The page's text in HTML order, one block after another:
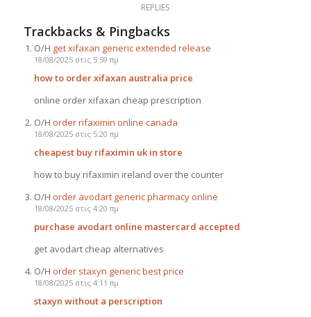
REPLIES
Trackbacks & Pingbacks
Ο/Η get xifaxan generic extended release
18/08/2025 στις 5:59 πμ
how to order xifaxan australia price
online order xifaxan cheap prescription
Ο/Η order rifaximin online canada
18/08/2025 στις 5:20 πμ
cheapest buy rifaximin uk in store
how to buy rifaximin ireland over the counter
Ο/Η order avodart generic pharmacy online
18/08/2025 στις 4:20 πμ
purchase avodart online mastercard accepted
get avodart cheap alternatives
Ο/Η order staxyn generic best price
18/08/2025 στις 4:11 πμ
staxyn without a perscription